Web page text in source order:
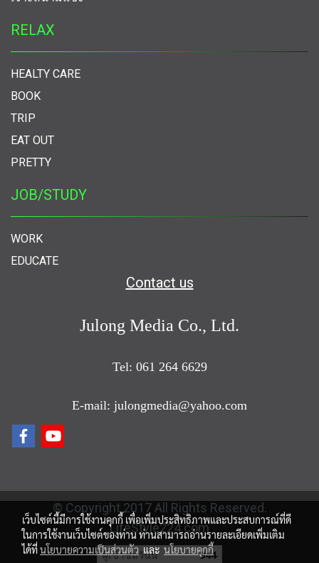
RELAX
HEALTY CARE
BOOK
TRIP
EAT OUT
PRETTY
JOB/STUDY
WORK
EDUCATE
Contact us
Julong Media Co., Ltd.
Tel: 061 264 6629
E-mail: julongmedia@yahoo.com
© Copyright 2017 All Rights Reserved.
LifeStyle224.com
ผู้เข้าชมวันนี้ 944
เว็บไซต์นี้มีการใช้งานคุกกี้ เพื่อเพิ่มประสิทธิภาพและประสบการณ์ที่ดี
ในการใช้งานเว็บไซต์ของท่าน ท่านสามารถอ่านรายละเอียดเพิ่มเติม
ได้ที่นโยบายความเป็นส่วนตัวและนโยบายคุกกี้